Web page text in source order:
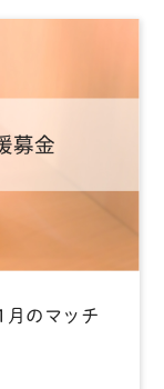
のマッチ